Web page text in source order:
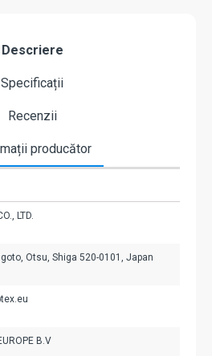
Descriere
Specificații
Recenzii
producător
LTD.
Otsu, Shiga 520-0101, Japan
B.V